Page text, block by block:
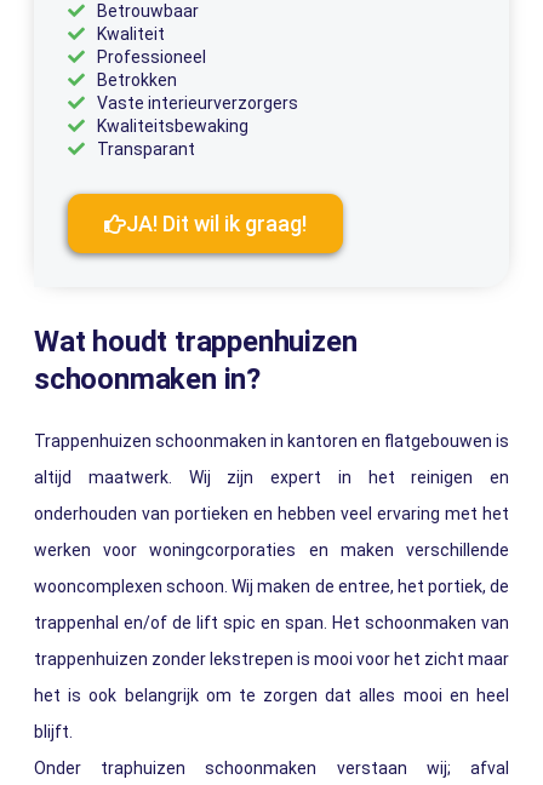
Betrouwbaar
Kwaliteit
Professioneel
Betrokken
Vaste interieurverzorgers
Kwaliteitsbewaking
Transparant
JA! Dit wil ik graag!
Wat houdt trappenhuizen
schoonmaken in?​
Trappenhuizen schoonmaken in kantoren en flatgebouwen is
altijd maatwerk. Wij zijn expert in het reinigen en
onderhouden van portieken en hebben veel ervaring met het
werken voor woningcorporaties en maken verschillende
wooncomplexen schoon.​ Wij maken de entree, het portiek, de
trappenhal en/of de lift spic en span. Het schoonmaken van
trappenhuizen zonder lekstrepen is mooi voor het zicht maar
het is ook belangrijk om te zorgen dat alles mooi en heel
blijft.
Onder traphuizen schoonmaken verstaan wij; afval